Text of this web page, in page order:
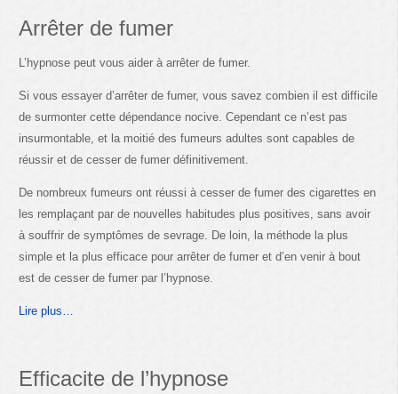
Arrêter de fumer
L’hypnose peut vous aider à arrêter de fumer.
Si vous essayer d’arrêter de fumer, vous savez combien il est difficile
de surmonter cette dépendance nocive. Cependant ce n’est pas
insurmontable, et la moitié des fumeurs adultes sont capables de
réussir et de cesser de fumer définitivement.
De nombreux fumeurs ont réussi à cesser de fumer des cigarettes en
les remplaçant par de nouvelles habitudes plus positives, sans avoir
à souffrir de symptômes de sevrage. De loin, la méthode la plus
simple et la plus efficace pour arrêter de fumer et d’en venir à bout
est de cesser de fumer par l’hypnose.
Lire plus…
Efficacite de l’hypnose